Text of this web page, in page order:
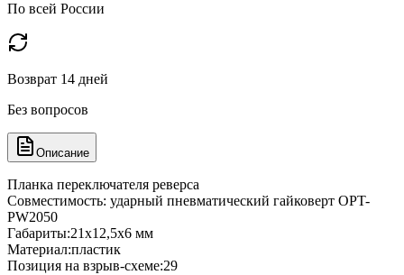
По всей России
Возврат 14 дней
Без вопросов
Описание
Планка переключателя реверса
Совместимость: ударный пневматический гайковерт OPT-
PW2050
Габариты:21х12,5х6 мм
Материал:пластик
Позиция на взрыв-схеме:29